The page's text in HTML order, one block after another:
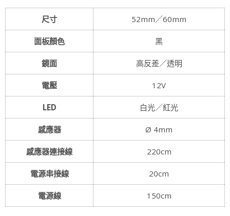
尺寸 52mm／60mm
面板顏色 黑
鏡面 高反差／透明
電壓 12V
LED 白光／紅光
感應器 Ø 4mm
感應器連接線 220cm
電源串接線 20cm
電源線 150cm